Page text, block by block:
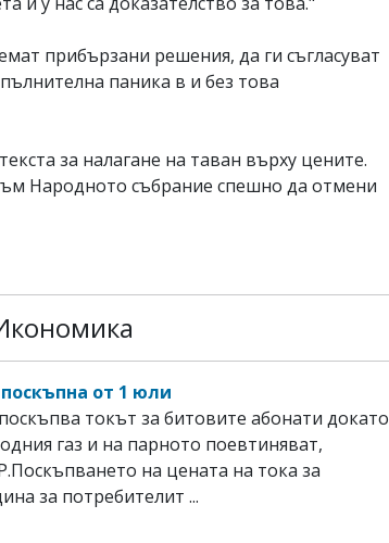
прибързани решения, да ги съгласуват
паника в и без това
за налагане на таван върху цените.
Народното събрание спешно да отмени
от 1 юли
токът за битовите абонати докато
газ и на парното поевтиняват,
на цената на тока за
за потребителит ...